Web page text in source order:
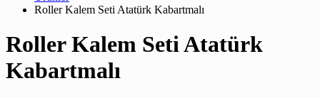
Roller Kalem Seti Atatürk Kabartmalı
Roller Kalem Seti Atatürk
Kabartmalı